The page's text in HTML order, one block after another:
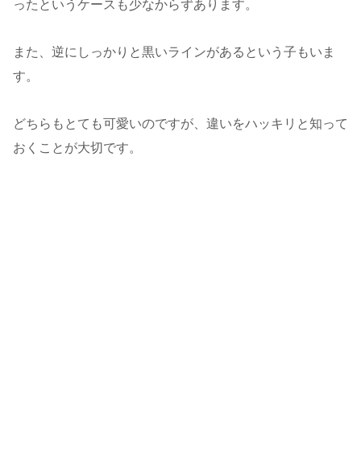
ったというケースも少なからずあります。
また、逆にしっかりと黒いラインがあるという子もいま
す。
どちらもとても可愛いのですが、違いをハッキリと知って
おくことが大切です。